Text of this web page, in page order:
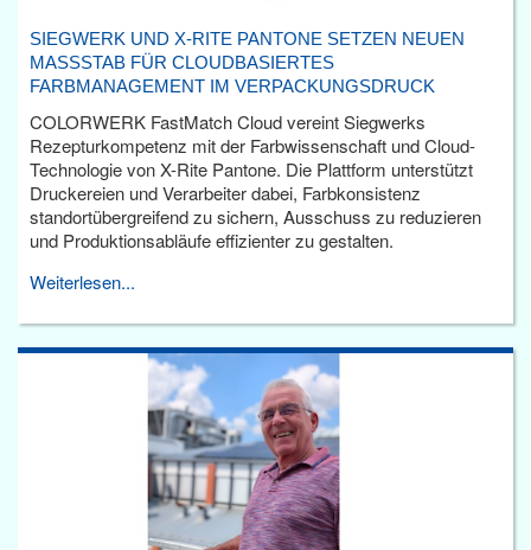
SIEGWERK UND X-RITE PANTONE SETZEN NEUEN
MASSSTAB FÜR CLOUDBASIERTES F
ARBMANAGEMENT IM VERPACKUNGSDRUCK
COLORWERK FastMatch Cloud vereint Siegwerks
Rezepturkompetenz mit der Farbwissenschaft und Cloud-
Technologie von X-Rite Pantone. Die Plattform unterstützt
Druckereien und Verarbeiter dabei, Farbkonsistenz
standortübergreifend zu sichern, Ausschuss zu reduzieren
und Produktionsabläufe effizienter zu gestalten.
Weiterlesen...